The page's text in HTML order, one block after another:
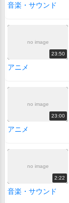
音楽・サウンド
no image
23:50
アニメ
no image
23:00
アニメ
no image
2:22
音楽・サウンド